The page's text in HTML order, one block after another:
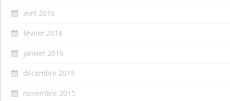
avril 2016
février 2016
janvier 2016
décembre 2015
novembre 2015